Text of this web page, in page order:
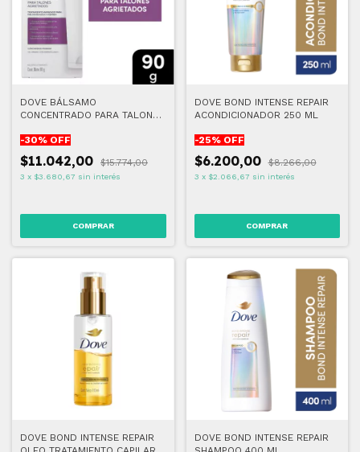
DOVE BÁLSAMO
CONCENTRADO PARA TALONES
-30% OFF
$11.042,00 $15.774,00
3 x $3.680,67 sin interés
DOVE BOND INTENSE REPAIR
ACONDICIONADOR 250 ML
-25% OFF
$6.200,00 $8.266,00
3 x $2.066,67 sin interés
DOVE BOND INTENSE REPAIR
DOVE BOND INTENSE REPAIR